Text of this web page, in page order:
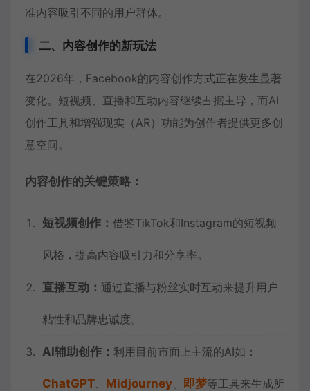
准内容吸引不同的用户群体。
二、内容创作的新玩法
在2026年，Facebook的内容创作方式正在发生显著
变化。短视频、直播和互动内容继续占据主导，而AI
创作工具和增强现实（AR）功能为创作者提供更多创
意空间。
内容创作的关键策略：
短视频创作： 借鉴TikTok和Instagram的短视频
风格，提高内容吸引力和分享率。
直播互动： 通过直播与粉丝实时互动来提升用户
粘性和品牌忠诚度。
AI辅助创作： 利用目前市面上主流的AI如：
ChatGPT Midjourney 即梦等工具来生成所